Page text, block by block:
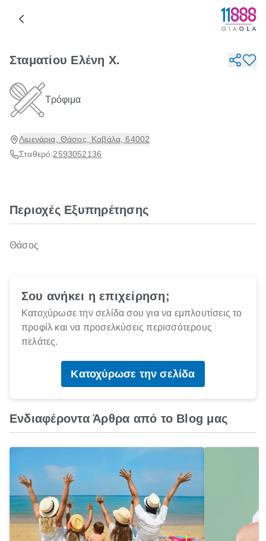
Σταματίου Ελένη Χ.
Τρόφιμα
Λιμενάρια, Θάσος, Καβάλα, 64002
Σταθερό:2593052136
Περιοχές Εξυπηρέτησης
Θάσος
Σου ανήκει η επιχείρηση;
Κατοχύρωσε την σελίδα σου για να εμπλουτίσεις το
προφίλ και να προσελκύσεις περισσότερους
πελάτες.
Κατοχύρωσε την σελίδα
Ενδιαφέροντα Άρθρα από το Blog μας